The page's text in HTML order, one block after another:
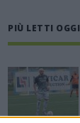
PIÙ LETTI OGGI